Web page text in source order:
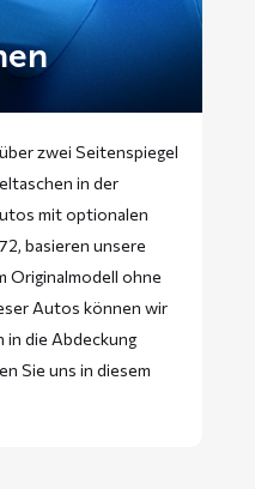
zwei Seitenspiegel
in der
mit optionalen
basieren unsere
Originalmodell ohne
Autos können wir
in die Abdeckung
Sie uns in diesem